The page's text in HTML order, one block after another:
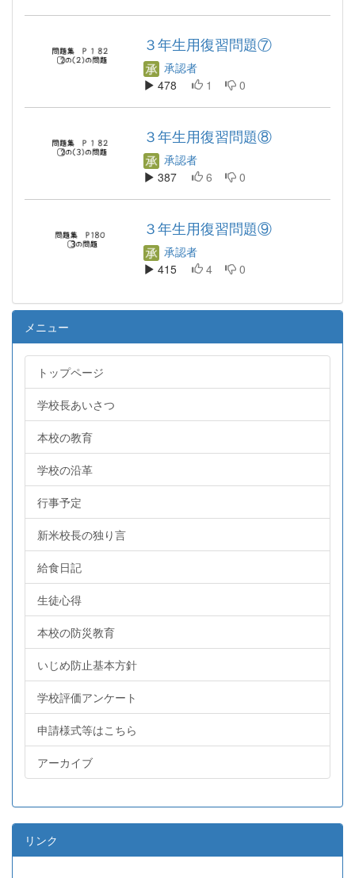
３年生用復習問題⑦
承認者
478
1 0
３年生用復習問題⑧
承認者
387
6 0
３年生用復習問題⑨
承認者
415
4 0
メニュー
トップページ
学校長あいさつ
本校の教育
学校の沿革
行事予定
新米校長の独り言
給食日記
生徒心得
本校の防災教育
いじめ防止基本方針
学校評価アンケート
申請様式等はこちら
アーカイブ
リンク